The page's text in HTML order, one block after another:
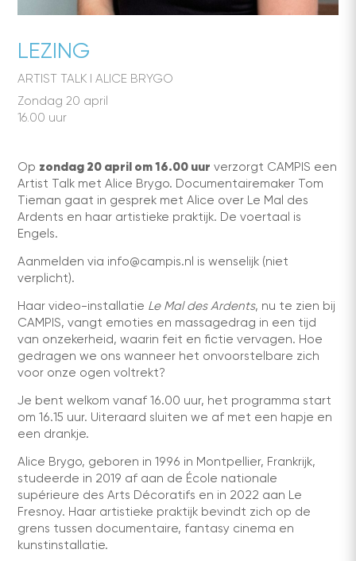
LEZING
ARTIST TALK I ALICE BRYGO
Zondag 20 april
16.00 uur
Op zondag 20 april om 16.00 uur verzorgt CAMPIS een
Artist Talk met Alice Brygo. Documentairemaker Tom
Tieman gaat in gesprek met Alice over Le Mal des
Ardents en haar artistieke praktijk. De voertaal is
Engels.
Aanmelden via info@campis.nl is wenselijk (niet
verplicht).
Haar video-installatie Le Mal des Ardents, nu te zien bij
CAMPIS, vangt emoties en massagedrag in een tijd
van onzekerheid, waarin feit en fictie vervagen. Hoe
gedragen we ons wanneer het onvoorstelbare zich
voor onze ogen voltrekt?
Je bent welkom vanaf 16.00 uur, het programma start
om 16.15 uur. Uiteraard sluiten we af met een hapje en
een drankje.
Alice Brygo, geboren in 1996 in Montpellier, Frankrijk,
studeerde in 2019 af aan de École nationale
supérieure des Arts Décoratifs en in 2022 aan Le
Fresnoy. Haar artistieke praktijk bevindt zich op de
grens tussen documentaire, fantasy cinema en
kunstinstallatie.